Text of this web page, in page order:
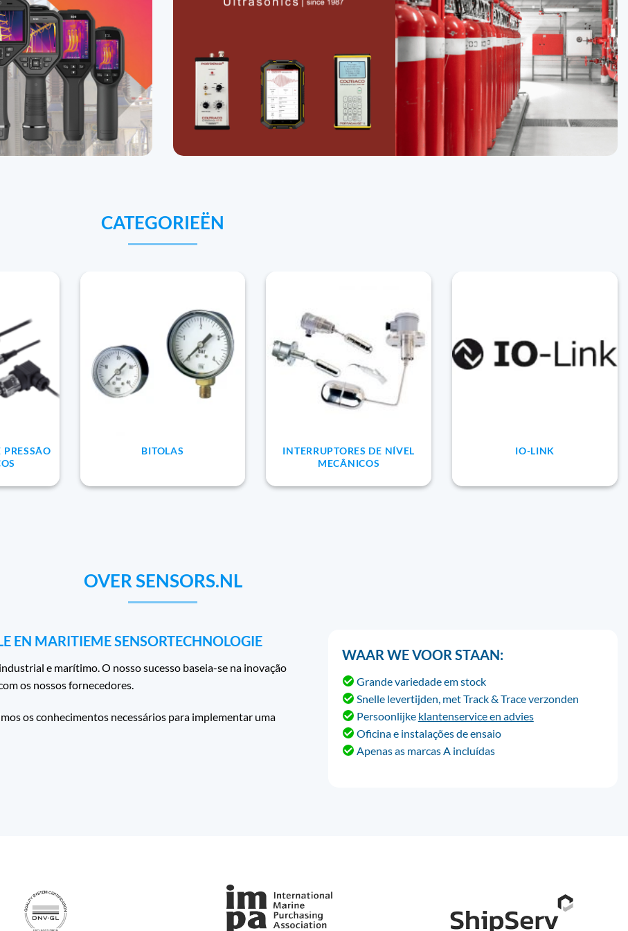
CATEGORIEËN
PRESSÃO
BITOLAS
INTERRUPTORES DE NÍVEL
MECÂNICOS
IO-LINK
OVER SENSORS.NL
EN MARITIEME SENSORTECHNOLOGIE
e marítimo. O nosso sucesso baseia-se na inovação
os nossos fornecedores.
os conhecimentos necessários para implementar uma
WAAR WE VOOR STAAN:
Grande variedade em stock
Snelle levertijden, met Track & Trace verzonden
Persoonlijke klantenservice en advies
Oficina e instalações de ensaio
Apenas as marcas A incluídas